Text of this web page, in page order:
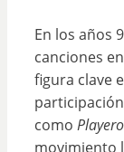
En los años
canciones
figura clave
como
movimiento